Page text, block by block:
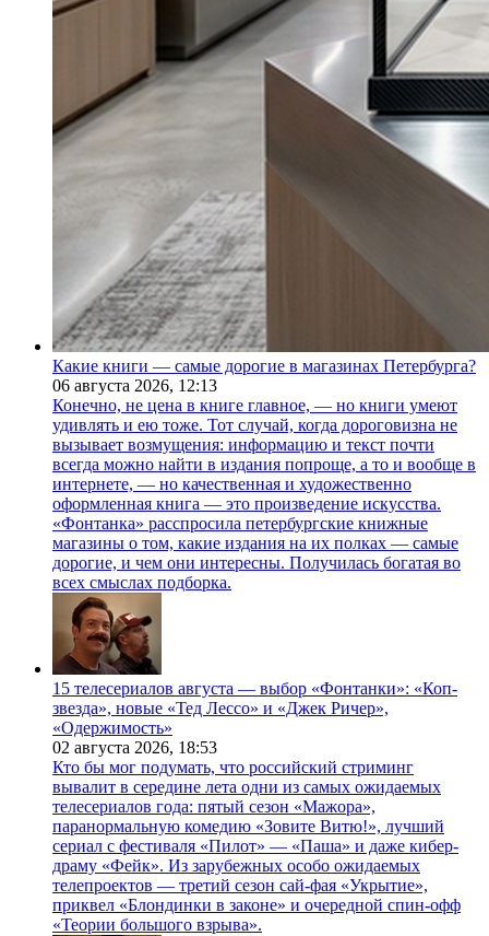
Какие книги — самые дорогие в магазинах Петербурга?
06 августа 2026, 12:13
Конечно, не цена в книге главное, — но книги умеют
удивлять и ею тоже. Тот случай, когда дороговизна не
вызывает возмущения: информацию и текст почти
всегда можно найти в издания попроще, а то и вообще в
интернете, — но качественная и художественно
оформленная книга — это произведение искусства.
«Фонтанка» расспросила петербургские книжные
магазины о том, какие издания на их полках — самые
дорогие, и чем они интересны. Получилась богатая во
всех смыслах подборка.
15 телесериалов августа — выбор «Фонтанки»: «Коп-
звезда», новые «Тед Лессо» и «Джек Ричер»,
«Одержимость»
02 августа 2026, 18:53
Кто бы мог подумать, что российский стриминг
вывалит в середине лета одни из самых ожидаемых
телесериалов года: пятый сезон «Мажора»,
паранормальную комедию «Зовите Витю!», лучший
сериал с фестиваля «Пилот» — «Паша» и даже кибер-
драму «Фейк». Из зарубежных особо ожидаемых
телепроектов — третий сезон сай-фая «Укрытие»,
приквел «Блондинки в законе» и очередной спин-офф
«Теории большого взрыва».